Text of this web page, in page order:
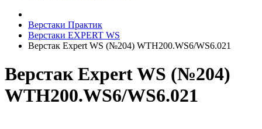
Верстаки Практик
Верстаки EXPERT WS
Верстак Expert WS (№204) WTH200.WS6/WS6.021
Верстак Expert WS (№204)
WTH200.WS6/WS6.021